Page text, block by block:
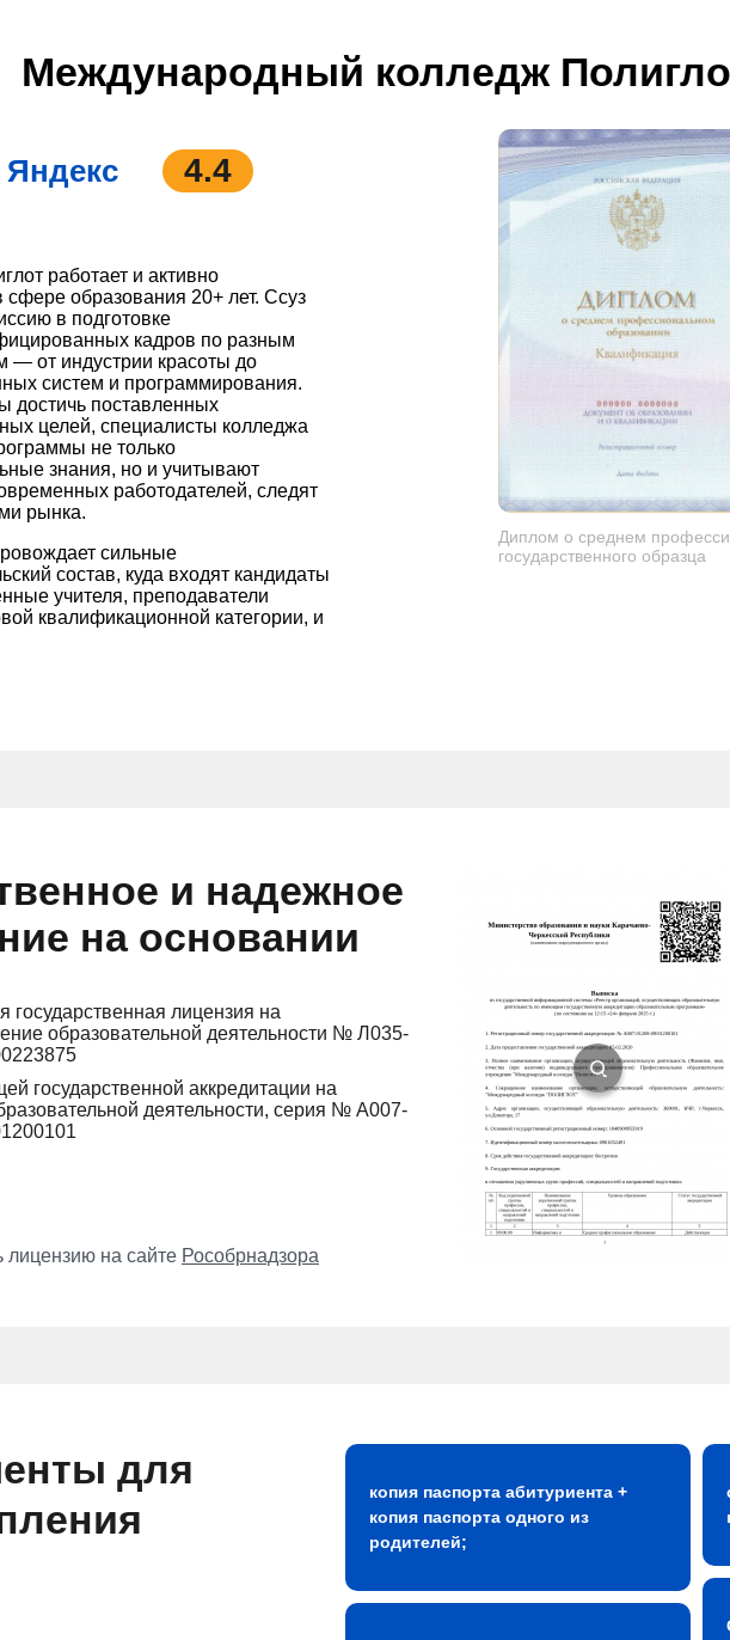
Международный колледж
Яндекс 4.4
работает и активно
сфере образования 20+ лет. Ссуз
в подготовке
кадров по разным
— от индустрии красоты до
систем и программирования.
достичь поставленных
целей, специалисты колледжа
не только
знания, но и учитывают
работодателей, следят
рынка.
сильные
состав, куда входят кандидаты
учителя, преподаватели
квалификационной категории, и
Диплом о среднем
государственного образца
и надежное
на основании
государственная лицензия на
образовательной деятельности № Л035-
государственной аккредитации на
деятельности, серия № А007-
лицензию на сайте Рособрнадзора
для
копия паспорта абитуриента +
копия паспорта одного из
родителей;